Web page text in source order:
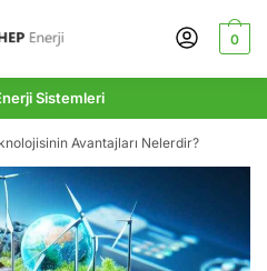
0
Sistemleri
Avantajları Nelerdir?